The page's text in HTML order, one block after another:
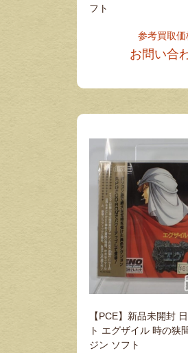
フト
参考買取価
お問い合
【PCE】新品未開封
ト エグザイル 時の狭
ジン ソフト